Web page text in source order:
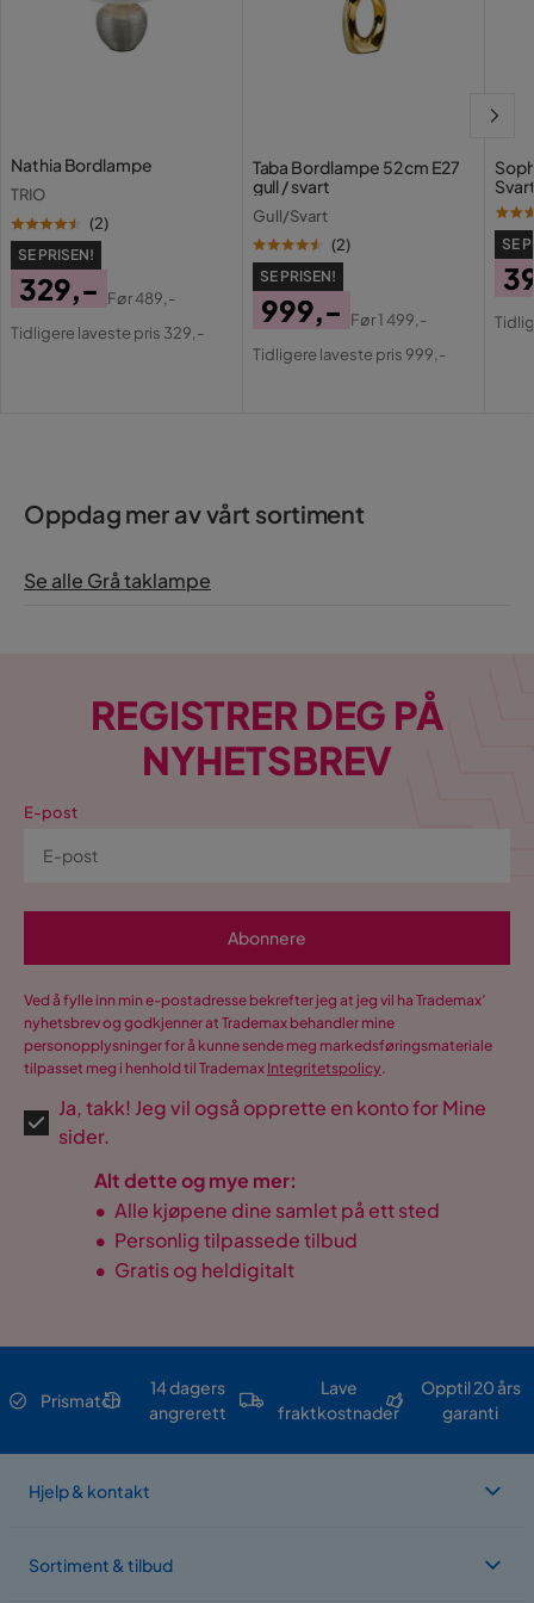
Nathia Bordlampe
TRIO
(2)
SE PRISEN!
Pris
329,-
Original
Før489,-
Tidligere laveste pris 329,-
Taba Bordlampe 52 cm E27
gull / svart
Gull/Svart
(2)
SE PRISEN!
Pris
999,-
Original
Før1 499,-
Tidligere laveste pris 999,-
SE
Oppdag mer av vårt sortiment
Se alle Grå taklampe
REGISTRER DEG PÅ
NYHETSBREV
E-post
Abonnere
Ved å fylle inn min e-postadresse bekrefter jeg at jeg vil ha Trademax’
nyhetsbrev og godkjenner at Trademax behandler mine
personopplysninger for å kunne sende meg markedsføringsmateriale
tilpasset meg i henhold til Trademax Integritetspolicy.
Ja, takk! Jeg vil også opprette en konto for Mine
sider.
Alt dette og mye mer:
• Alle kjøpene dine samlet på ett sted
• Personlig tilpassede tilbud
• Gratis og heldigitalt
Prismatch
14 dagers
angrerett
Lave
fraktkostnader
Opptil 20 års
garanti
Hjelp & kontakt
Sortiment & tilbud